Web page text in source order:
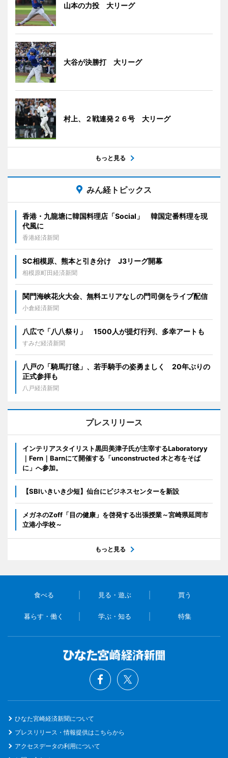
山本の力投 大リーグ
大谷が決勝打 大リーグ
村上、２戦連発２６号 大リーグ
もっと見る
みん経トピックス
香港・九龍塘に韓国料理店「Social」 韓国定番料理を現
代風に
香港経済新聞
SC相模原、熊本と引き分け J3リーグ開幕
相模原町田経済新聞
関門海峡花火大会、無料エリアなしの門司側をライブ配信
小倉経済新聞
八広で「八八祭り」 1500人が提灯行列、多幸アートも
すみだ経済新聞
八戸の「騎馬打毬」、若手騎手の姿勇ましく 20年ぶりの
正式参拝も
八戸経済新聞
プレスリリース
インテリアスタイリスト黒田美津子氏が主宰するLaboratoryy
｜Fern｜Barnにて開催する「unconstructed 木と布をそば
に」へ参加。
【SBIいきいき少短】仙台にビジネスセンターを新設
メガネのZoff「目の健康」を啓発する出張授業～宮崎県延岡市
立港小学校～
もっと見る
食べる 見る・遊ぶ 買う
暮らす・働く 学ぶ・知る 特集
ひなた宮崎経済新聞について
プレスリリース・情報提供はこちらから
アクセスデータの利用について